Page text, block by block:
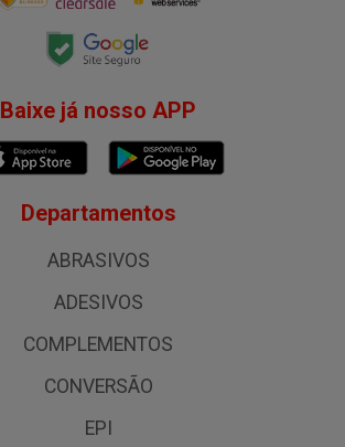
Baixe já nosso APP
Departamentos
ABRASIVOS
ADESIVOS
COMPLEMENTOS
CONVERSÃO
EPI